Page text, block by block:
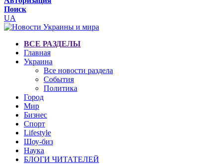
Поиск
UA
ВСЕ РАЗДЕЛЫ
Главная
Украина
Все новости раздела
События
Политика
Город
Мир
Бизнес
Спорт
Lifestyle
Шоу-биз
Наука
БЛОГИ ЧИТАТЕЛЕЙ